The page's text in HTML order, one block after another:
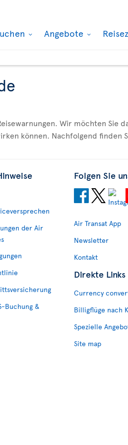
Angebote
Wir möchten Sie
können. Nachfolgend finden
der Air
Buchung &
Folgen Sie
Air Transat App
Newsletter
Kontakt
Direkte Links
Currency
Billigflüge nach
Spezielle
Site map